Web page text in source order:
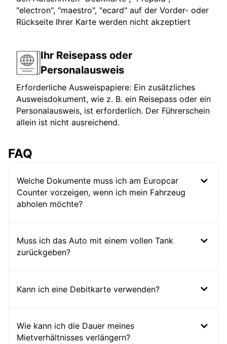
"electron", "maestro", "ecard" auf der Vorder- oder
Rückseite Ihrer Karte werden nicht akzeptiert
Ihr Reisepass oder
Personalausweis
Erforderliche Ausweispapiere: Ein zusätzliches
Ausweisdokument, wie z. B. ein Reisepass oder ein
Personalausweis, ist erforderlich. Der Führerschein
allein ist nicht ausreichend.
FAQ
Welche Dokumente muss ich am Europcar
Counter vorzeigen, wenn ich mein Fahrzeug
abholen möchte?
Muss ich das Auto mit einem vollen Tank
zurückgeben?
Kann ich eine Debitkarte verwenden?
Wie kann ich die Dauer meines
Mietverhältnisses verlängern?